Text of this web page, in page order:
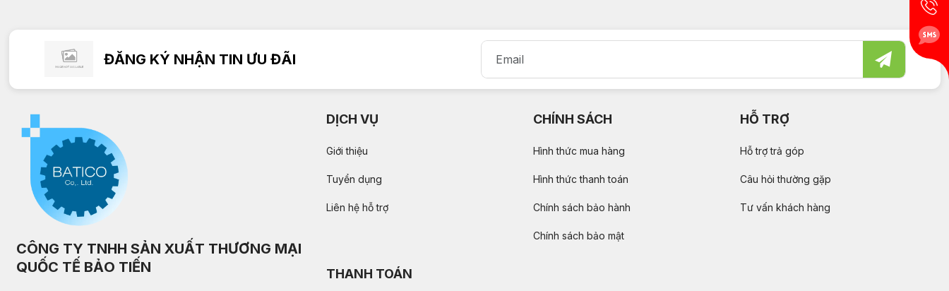
ĐĂNG KÝ NHẬN TIN ƯU ĐÃI
CÔNG TY TNHH SẢN XUẤT THƯƠNG MẠI
QUỐC TẾ BẢO TIẾN
DỊCH VỤ
Giới thiệu
Tuyển dụng
Liên hệ hỗ trợ
CHÍNH SÁCH
Hình thức mua hàng
Hình thức thanh toán
Chính sách bảo hành
Chính sách bảo mật
HỖ TRỢ
Hỗ trợ trả góp
Câu hỏi thường gặp
Tư vấn khách hàng
THANH TOÁN